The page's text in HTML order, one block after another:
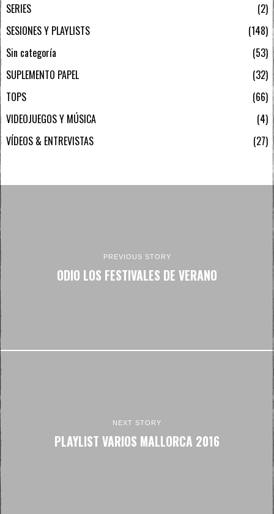
SERIES
2
SESIONES Y PLAYLISTS
148
Sin categoría
53
SUPLEMENTO PAPEL
32
TOPS
66
VIDEOJUEGOS Y MÚSICA
4
VÍDEOS & ENTREVISTAS
27
PREVIOUS STORY
ODIO LOS FESTIVALES DE VERANO
NEXT STORY
PLAYLIST VARIOS MALLORCA 2016